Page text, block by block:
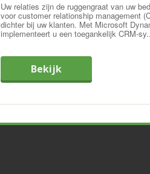
Uw relaties zijn de ruggengraat van uw
voor customer relationship management
dichter bij uw klanten. Met Microsoft
implementeert u een toegankelijk CRM-
Bekijk